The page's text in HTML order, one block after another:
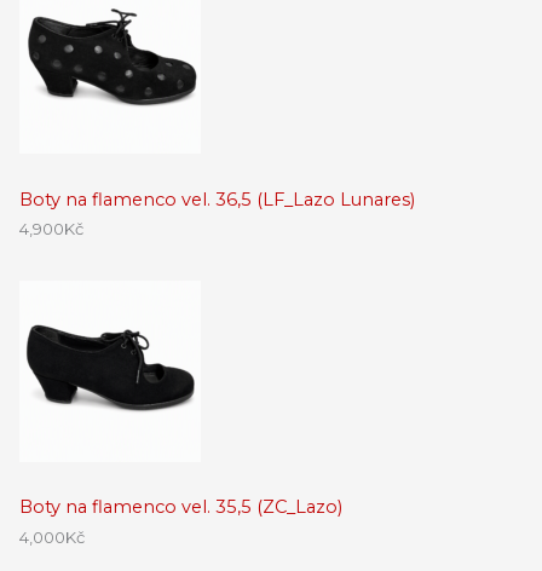
Boty na flamenco vel. 36,5 (LF_Lazo Lunares)
4,900Kč
Boty na flamenco vel. 35,5 (ZC_Lazo)
4,000Kč